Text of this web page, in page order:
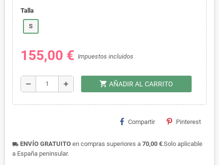
Talla
S
155,00 € Impuestos incluidos
remove add shopping_cart AÑADIR AL CARRITO
Compartir Pinterest
local_shipping ENVÍO GRATUITO en compras superiores a 70,00 €.Solo aplicable
a España peninsular.